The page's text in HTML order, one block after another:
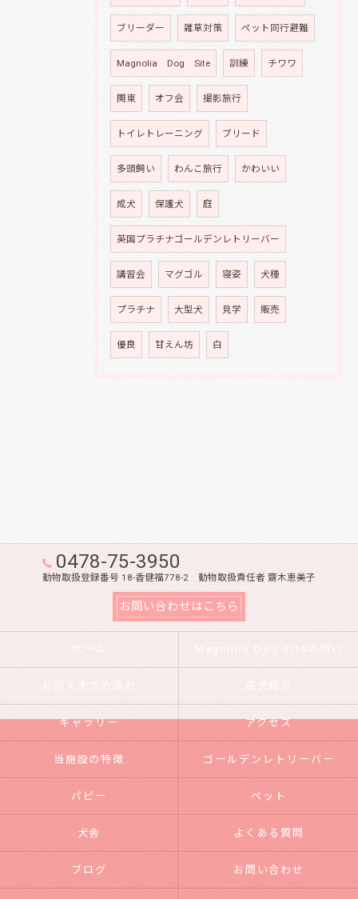
ブリーダー 雑草対策 ペット同行避難
Magnolia Dog Site 訓練 チワワ
関東 オフ会 撮影旅行
トイレトレーニング ブリード
多頭飼い わんこ旅行 かわいい
成犬 保護犬 庭
英国プラチナゴールデンレトリーバー
講習会 マグゴル 寝姿 犬種
プラチナ 大型犬 見学 販売
優良 甘えん坊 白
0478-75-3950
動物取扱登録番号 18-香健福778-2 動物取扱責任者 齋木恵美子
お問い合わせはこちら
ホーム Magnolia Dog Siteの想い
お迎えまでの流れ 成犬紹介
ギャラリー アクセス
当施設の特徴 ゴールデンレトリーバー
パピー ペット
犬舎 よくある質問
ブログ お問い合わせ